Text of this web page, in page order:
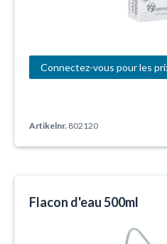
Connectez-vous pour les
Artikelnr. 802120
Flacon d'eau 500ml